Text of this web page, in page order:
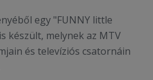
egy "FUNNY little
készült, melynek az MTV
és televíziós csatornáin